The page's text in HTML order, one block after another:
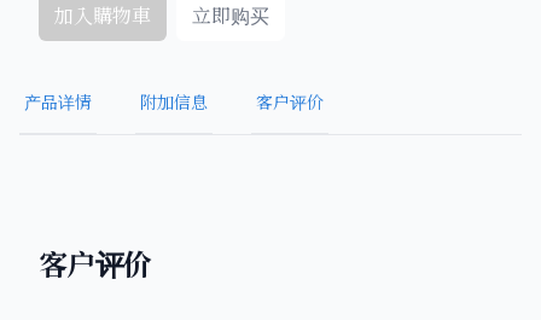
加入購物車 立即购买
产品详情 附加信息 客户评价
客户评价